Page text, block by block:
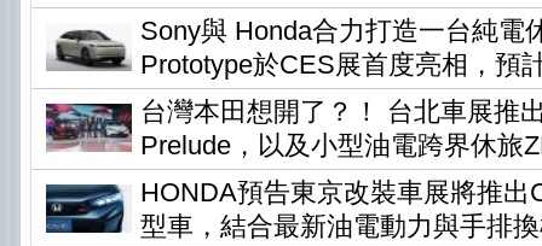
Sony與 Honda合力打造一台純電
Prototype於CES展首度亮相，預
台灣本田想開了？！ 台北車展推
Prelude，以及小型油電跨界休旅
HONDA預告東京改裝車展將推出
型車，結合最新油電動力與手排